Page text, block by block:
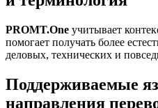
PROMT.One учитывает
помогает получать более
деловых, технических и
Поддерживаемые
направления